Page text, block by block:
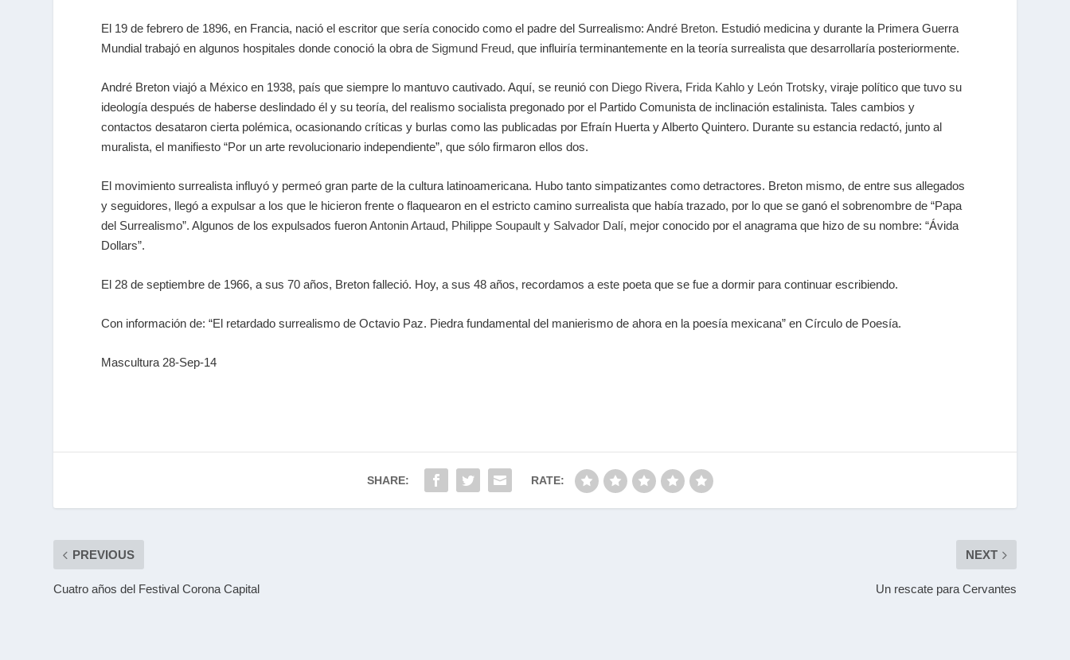
El 19 de febrero de 1896, en Francia, nació el escritor que sería conocido como el padre del Surrealismo:André Breton. Estudió medicina y durante la Primera Guerra
Mundial trabajó en algunos hospitales donde conoció la obra de Sigmund Freud, que influiría terminantemente en la teoría surrealista que desarrollaría posteriormente.
André Breton viajó a México en 1938, país que siempre lo mantuvo cautivado. Aquí, se reunió con Diego Rivera, Frida Kahlo y León Trotsky, viraje político que tuvo su
ideología después de haberse deslindado él y su teoría, del realismo socialista pregonado por el Partido Comunista de inclinación estalinista. Tales cambios y
contactos desataron cierta polémica, ocasionando críticas y burlas como las publicadas por Efraín Huerta y Alberto Quintero. Durante su estancia redactó, junto al
muralista, el manifiesto “Por un arte revolucionario independiente”, que sólo firmaron ellos dos.
El movimiento surrealista influyó y permeó gran parte de la cultura latinoamericana. Hubo tanto simpatizantes como detractores. Breton mismo, de entre sus allegados
y seguidores, llegó a expulsar a los que le hicieron frente o flaquearon en el estricto camino surrealista que había trazado, por lo que se ganó el sobrenombre de “Papa
del Surrealismo”. Algunos de los expulsados fueronAntonin Artaud, Philippe Soupault y Salvador Dalí, mejor conocido por el anagrama que hizo de su nombre: “Ávida
Dollars”.
El 28 de septiembre de 1966, a sus 70 años, Breton falleció. Hoy, a sus 48 años, recordamos a este poeta que se fue a dormir para continuar escribiendo.
Con información de: “El retardado surrealismo de Octavio Paz. Piedra fundamental del manierismo de ahora en la poesía mexicana” en Círculo de Poesía.
Mascultura 28-Sep-14
SHARE: RATE:
PREVIOUS
Cuatro años del Festival Corona Capital
NEXT
Un rescate para Cervantes